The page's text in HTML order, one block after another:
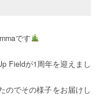
です
Fieldが1周年を迎えまし
のでその様子をお届けし